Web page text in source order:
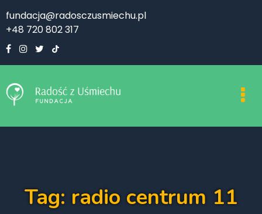
fundacja@radosczusmiechu.pl
+48 720 802 317
Tag: radio centrum 11